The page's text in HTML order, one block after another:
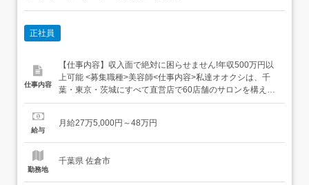
正社員
仕事内容
【仕事内容】収入面で絶対に困らせません!年収500万円以
上可能 <募集職種>美容師<仕事内容>私達オオクシは、千
葉・東京・茨城にすべて直営店で60店舗のサロンを構えて
います。6つのブランドを展開し、地域に根ざしたサロン
ラブ」と「カットビースタイル」の2つのブランドにて、
給与
月給27万5,000円～48万円
勤務地
千葉県 佐倉市